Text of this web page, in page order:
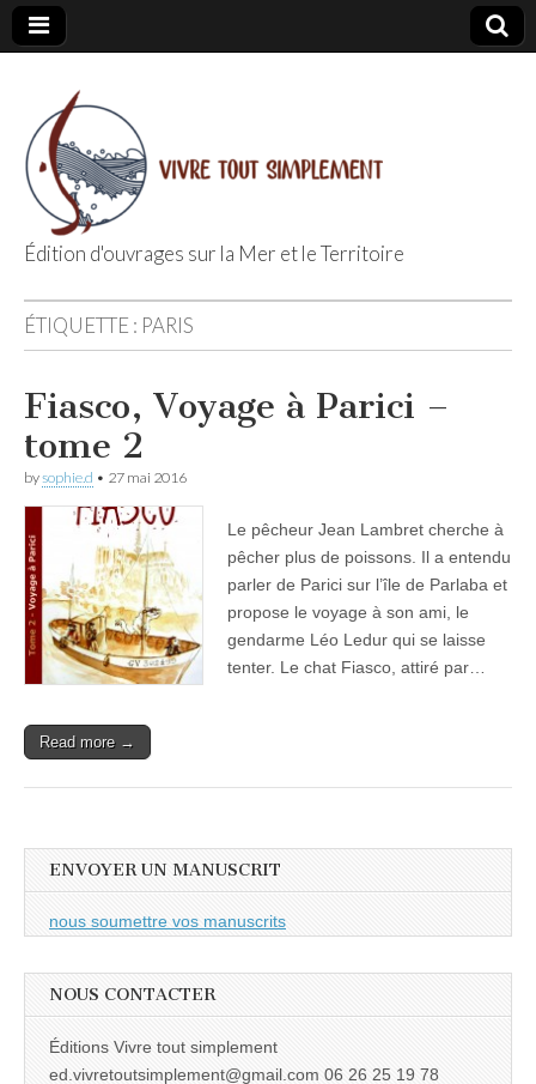
Editions Vivre
Tout
Simplement
Édition d'ouvrages sur la Mer et le Territoire
ÉTIQUETTE : PARIS
Fiasco, Voyage à Parici –
tome 2
bysophie.d • 27 mai 2016
Le pêcheur Jean Lambret cherche à
pêcher plus de poissons. Il a entendu
parler de Parici sur l’île de Parlaba et
propose le voyage à son ami, le
gendarme Léo Ledur qui se laisse
tenter. Le chat Fiasco, attiré par…
Read more →
ENVOYER UN MANUSCRIT
nous soumettre vos manuscrits
NOUS CONTACTER
Éditions Vivre tout simplement
ed.vivretoutsimplement@gmail.com 06 26 25 19 78